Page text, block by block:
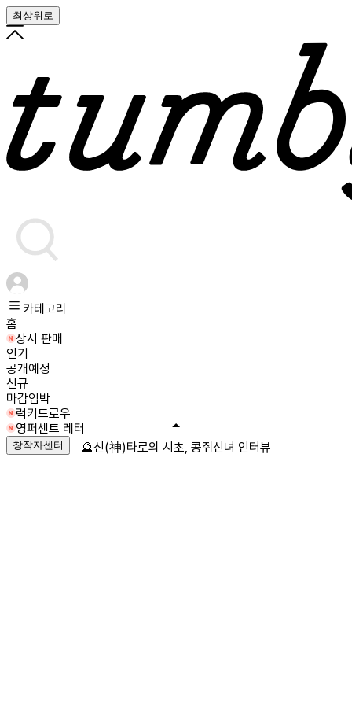
최상위로
카테고리
홈
상시 판매
인기
공개예정
신규
마감임박
럭키드로우
영퍼센트 레터
창작자센터 🔮신(神)타로의 시초, 콩쥐신녀 인터뷰